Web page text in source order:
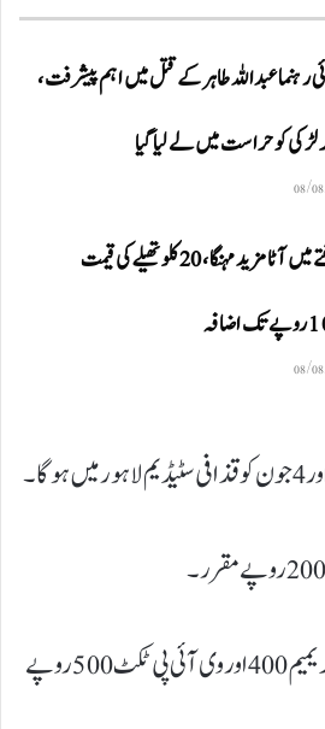
رہنما عبداللہ طاہر کے قتل میں اہم پیشرفت،
کو حراست میں لے لیا گیا
08/
ایک ہفتے میں آٹا مزید مہنگا، 20 کلو تھیلے کی قیمت
08/
فرسٹ کلاس ٹکٹ 300، پریمیم 400 اور وی آئی پی ٹکٹ 500 روپے